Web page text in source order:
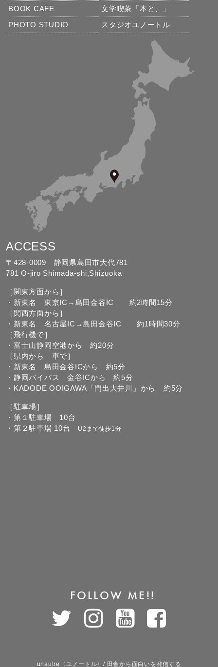
BOOK CAFE
文学喫茶「本と、」
PHOTO STUDIO
スタジオユノートル
ACCESS
〒428-0009 静岡県島田市大代781
781 O-jiro Shimada-shi,Shizuoka
［関東方面から］
・新東名 東京IC→島田金谷IC 約2時間15分
［関西方面から］
・新東名 名古屋IC→島田金谷IC 約1時間30分
［飛行機で］
・富士山静岡空港から 約20分
［県内から 車で］
・新東名 島田金谷ICから 約5分
・静岡バイパス 金谷ICから 約5分
・KADODE OOIGAWA「門出大井川」から 約5分
［駐車場］
・第１駐車場 10台
・第２駐車場 10台
U2まで徒歩1分
FOLLOW ME!!
unautre〈ユノートル〉/ 田舎から面白いを発信する